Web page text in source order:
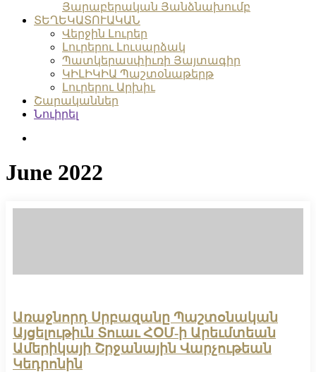
Յարաբերական Յանձնախումբ
ՏԵՂԵԿԱՏՈՒԱԿԱՆ
Վերջին Լուրեր
Լուրերու Լուսարձակ
Պատկերասփիւռի Յայտագիր
ԿԻԼԻԿԻԱ Պաշտօնաթերթ
Լուրերու Արխիւ
Շարականներ
Նուիրել
June 2022
Առաջնորդ Սրբազանը Պաշտօնական
Այցելութիւն Տուաւ ՀՕՄ-ի Արեւմտեան
Ամերիկայի Շրջանային Վարչութեան
Կեդրոնին